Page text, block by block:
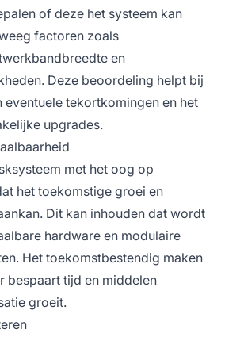
of deze het systeem kan
factoren zoals
en
Deze beoordeling helpt bij
eventuele tekortkomingen en het
upgrades.
met het oog op
het toekomstige groei en
Dit kan inhouden dat wordt
hardware en modulaire
Het toekomstbestendig maken
bespaart tijd en middelen
groeit.